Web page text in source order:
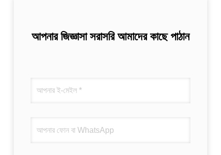
আপনার জিজ্ঞাসা সরাসরি আমাদের কাছে পাঠান